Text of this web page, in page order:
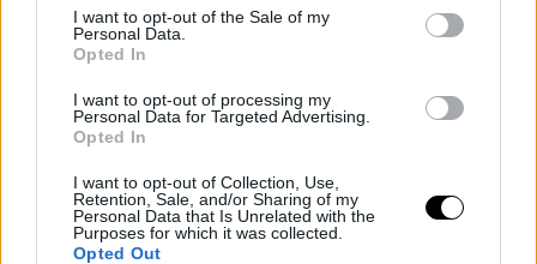
consent section.
I want to opt-out of the Sale of my
Personal Data.
Opted In
I want to opt-out of processing my
Personal Data for Targeted Advertising.
Opted In
I want to opt-out of Collection, Use,
Retention, Sale, and/or Sharing of my
Personal Data that Is Unrelated with the
Purposes for which it was collected.
Opted Out